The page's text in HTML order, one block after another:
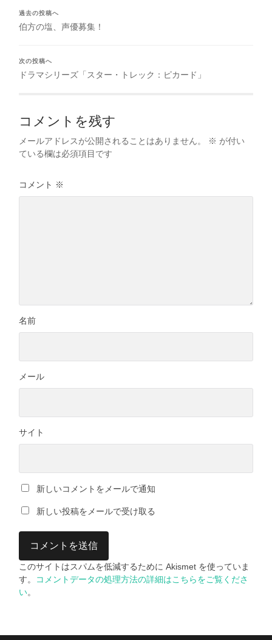
過去の投稿へ
伯方の塩、声優募集！
次の投稿へ
ドラマシリーズ「スター・トレック：ピカード」
コメントを残す
メールアドレスが公開されることはありません。 ※ が付い
ている欄は必須項目です
コメント ※
名前
メール
サイト
新しいコメントをメールで通知
新しい投稿をメールで受け取る
このサイトはスパムを低減するために Akismet を使っていま
す。
コメントデータの処理方法の詳細はこちらをご覧くださ
い。